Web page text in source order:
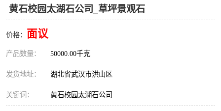
黄石校园太湖石公司_草坪景观石
价格： 面议
产品数量： 50000.00千克
发货地址： 湖北省武汉市洪山区
关键词： 黄石校园太湖石公司